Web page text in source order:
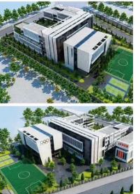
(TTXVN/Vietnam+)